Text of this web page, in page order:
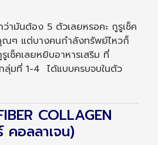
ามันต้อง 5 ตัวเลยหรอคะ กูรูเช็ค
ณๆ แต่บางคนกำลังทรัพย์ไหวก็
เช็คเลยหยิบอาหารเสริม ที่
ลุ่มที่ 1-4 ได้แบบครบจบในตัว
COLLAGEN
คอลลาเจน)